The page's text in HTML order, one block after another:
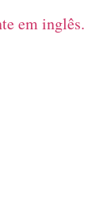
em inglês.